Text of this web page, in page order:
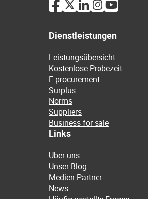
Dienstleistungen
Leistungsübersicht
Kostenlose Probezeit
E-procurement
Surplus
Norms
Suppliers
Business for sale
Links
Über uns
Unser Blog
Medien-Partner
News